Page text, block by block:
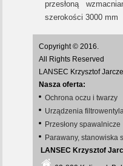
przesłoną
szerokości 3000 mm
Copyright © 2016.
All Rights Reserved
LANSEC Krzysztof
Nasza oferta:
Ochrona oczu i twarzy
Urządzenia
Przesłony spawalnicze
Parawany, stanowiska
LANSEC Krzysztof